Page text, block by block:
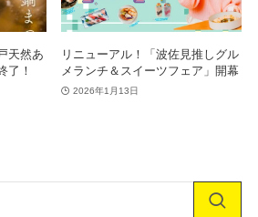
天然あ
了！
リニューアル！「波佐見推しグル
メランチ＆スイーツフェア」開幕
2026年1月13日